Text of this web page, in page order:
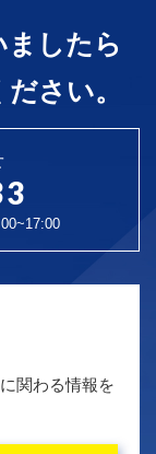
したら
さい。
関わる情報を